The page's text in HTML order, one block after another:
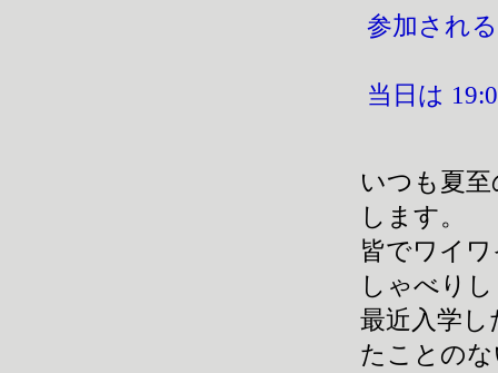
参加され
当日は
いつも夏
します。
皆でワイ
しゃべり
最近入学
たことの